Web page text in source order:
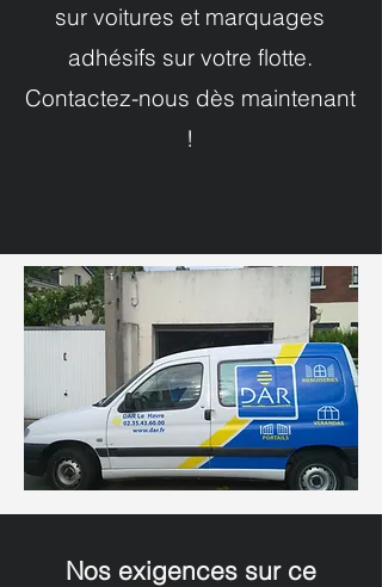
sur voitures et marquages
adhésifs sur votre flotte.
Contactez-nous dès maintenant
!
Nos exigences sur ce